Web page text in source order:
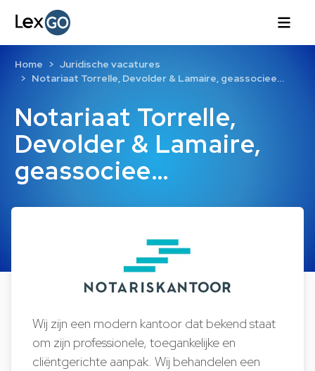
Notariaat Torrelle,
Devolder & Lamaire,
geassociee…
Home
Juridische vacatures
Notariaat Torrelle, Devolder & Lamaire, geassociee…
Wij zijn een modern kantoor dat bekend staat
om zijn professionele, toegankelijke en
cliëntgerichte aanpak. Wij behandelen een